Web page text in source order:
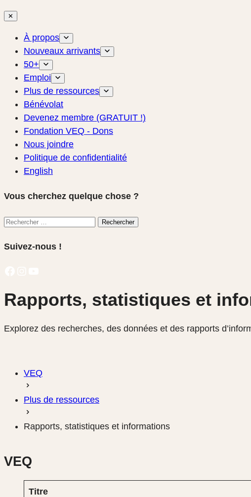
✕
À propos
Nouveaux arrivants
50+
Emploi
Plus de ressources
Bénévolat
Devenez membre (GRATUIT !)
Fondation VEQ - Dons
Nous joindre
Politique de confidentialité
English
Vous cherchez quelque chose ?
Rechercher
Rechercher
Suivez-nous !
Rapports, statistiques et
Explorez des recherches, des données et des rapports
VEQ
Plus de ressources
Rapports, statistiques et informations
VEQ
Titre